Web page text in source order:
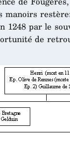
1248 par le
de